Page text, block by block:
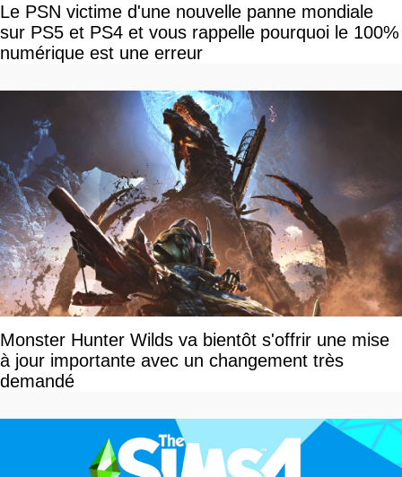
Le PSN victime d'une nouvelle panne mondiale
sur PS5 et PS4 et vous rappelle pourquoi le 100%
numérique est une erreur
Monster Hunter Wilds va bientôt s'offrir une mise
à jour importante avec un changement très
demandé